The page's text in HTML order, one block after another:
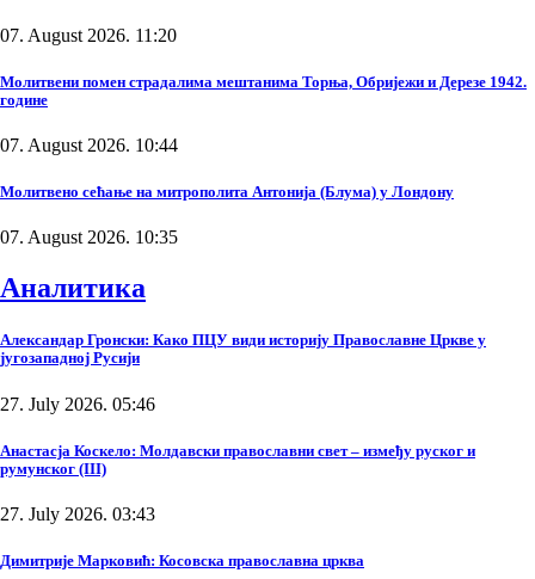
07. August 2026. 11:20
Молитвени помен страдалима мештанима Торња, Обријежи и Дерезе 1942.
године
07. August 2026. 10:44
Молитвено сећање на митрополита Антонија (Блума) у Лондону
07. August 2026. 10:35
Аналитика
Александар Гронски: Како ПЦУ види историју Православне Цркве у
југозападној Русији
27. July 2026. 05:46
Анастасја Коскело: Молдавски православни свет – између руског и
румунског (III)
27. July 2026. 03:43
Димитрије Марковић: Косовска православна црква